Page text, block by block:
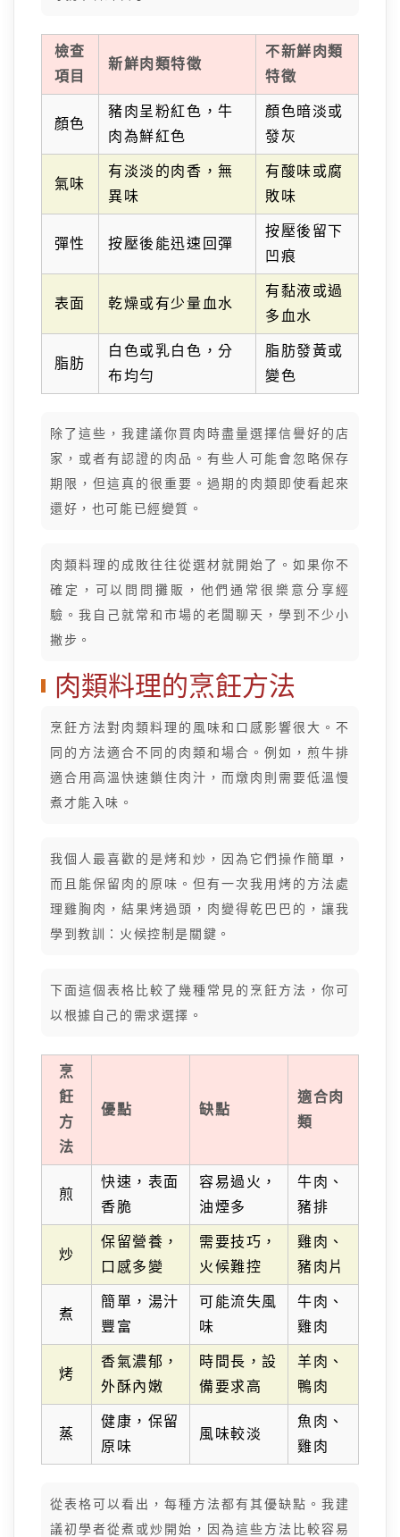
檢查
項目
新鮮肉類特徵
不新鮮肉類
特徵
顏色
豬肉呈粉紅色，牛
肉為鮮紅色
顏色暗淡或
發灰
氣味
有淡淡的肉香，無
異味
有酸味或腐
敗味
彈性 按壓後能迅速回彈
按壓後留下
凹痕
表面 乾燥或有少量血水
有黏液或過
多血水
脂肪
白色或乳白色，分
布均勻
脂肪發黃或
變色
除了這些，我建議你買肉時盡量選擇信譽好的店
家，或者有認證的肉品。有些人可能會忽略保存
期限，但這真的很重要。過期的肉類即使看起來
還好，也可能已經變質。
肉類料理的成敗往往從選材就開始了。如果你不
確定，可以問問攤販，他們通常很樂意分享經
驗。我自己就常和市場的老闆聊天，學到不少小
撇步。
肉類料理的烹飪方法
烹飪方法對肉類料理的風味和口感影響很大。不
同的方法適合不同的肉類和場合。例如，煎牛排
適合用高溫快速鎖住肉汁，而燉肉則需要低溫慢
煮才能入味。
我個人最喜歡的是烤和炒，因為它們操作簡單，
而且能保留肉的原味。但有一次我用烤的方法處
理雞胸肉，結果烤過頭，肉變得乾巴巴的，讓我
學到教訓：火候控制是關鍵。
下面這個表格比較了幾種常見的烹飪方法，你可
以根據自己的需求選擇。
烹
飪
方
法
優點 缺點
適合肉
類
煎
快速，表面
香脆
容易過火，
油煙多
牛肉、
豬排
炒
保留營養，
口感多變
需要技巧，
火候難控
雞肉、
豬肉片
煮
簡單，湯汁
豐富
可能流失風
味
牛肉、
雞肉
烤
香氣濃郁，
外酥內嫩
時間長，設
備要求高
羊肉、
鴨肉
蒸
健康，保留
原味
風味較淡
魚肉、
雞肉
從表格可以看出，每種方法都有其優缺點。我建
議初學者從煮或炒開始，因為這些方法比較容易